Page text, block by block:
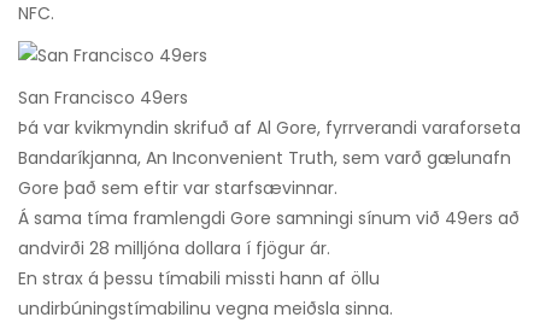
NFC.
San Francisco 49ers
Þá var kvikmyndin skrifuð af Al Gore, fyrrverandi varaforseta
Bandaríkjanna, An Inconvenient Truth, sem varð gælunafn
Gore það sem eftir var starfsævinnar.
Á sama tíma framlengdi Gore samningi sínum við 49ers að
andvirði 28 milljóna dollara í fjögur ár.
En strax á þessu tímabili missti hann af öllu
undirbúningstímabilinu vegna meiðsla sinna.